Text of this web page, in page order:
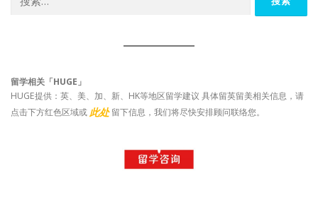
索：
留学相关「HUGE」
HUGE提供：英、美、加、新、HK等地区留学建议 具体留英留美相关信息，请
点击下方红色区域或 此处 留下信息，我们将尽快安排顾问联络您。